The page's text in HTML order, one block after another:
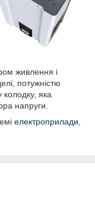
живлення і
потужністю
яка
напруги.
електроприлади